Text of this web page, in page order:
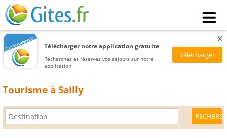
Télécharger notre application gratuite
Recherchez et réservez vos séjours sur notre
application
x
Tourisme à Sailly